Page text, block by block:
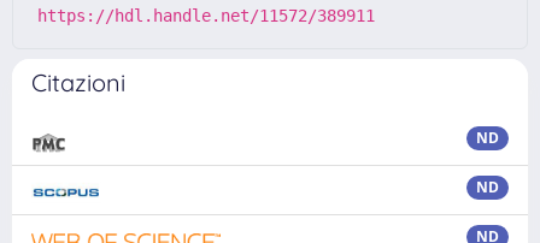
https://hdl.handle.net/11572/389911
Citazioni
ND
ND
ND